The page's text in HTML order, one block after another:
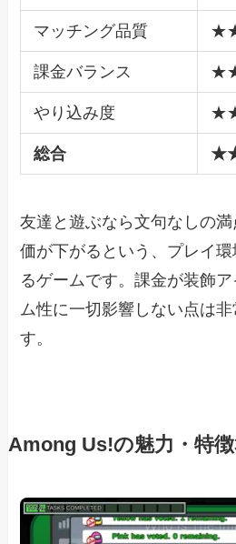
マッチング品質
課金バランス
やり込み度
総合
友達と遊ぶなら文句なしの
価が下がるという、プレイ
るゲームです。課金が装飾
ム性に一切影響しない点は
す。
Among Us!の魅力・特